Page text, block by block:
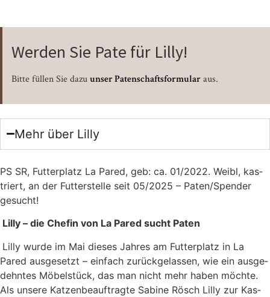
Werden Sie Pate für Lilly!
Bitte füllen Sie dazuunser Patenschaftsformularaus.
Mehr über Lilly
PS SR, Fut­ter­platz La Pared, geb: ca. 01/2022. Weibl, kas­
triert, an der Fut­ter­stel­le seit 05/2025 – Paten/Spender
gesucht!
Lil­ly – die Che­fin von La Pared sucht Paten
Lil­ly wur­de im Mai die­ses Jah­res am Fut­ter­platz in La
Pared aus­ge­setzt – ein­fach zurück­ge­las­sen, wie ein aus­ge­
dehn­tes Möbel­stück, das man nicht mehr haben möch­te.
Als unse­re Kat­zen­be­auf­trag­te Sabi­ne Rösch Lil­ly zur Kas­